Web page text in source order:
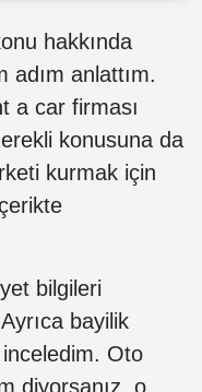
hakkında
adım anlattım.
a car firması
konusuna da
kurmak için
bilgileri
bayilik
Oto
diyorsanız, o